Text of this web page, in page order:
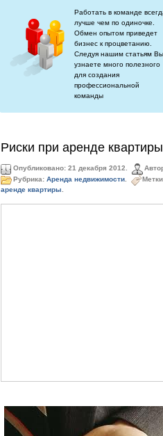
Работать в команде
лучше чем по одиночке.
Обмен опытом приведет
бизнес к процветанию.
Следуя нашим статьям Вы
узнаете много полезного
для создания
профессиональной
команды
Риски при аренде квартиры
Опубликовано: 21 декабря 2012.
Рубрика: Аренда недвижимости.
аренде квартиры